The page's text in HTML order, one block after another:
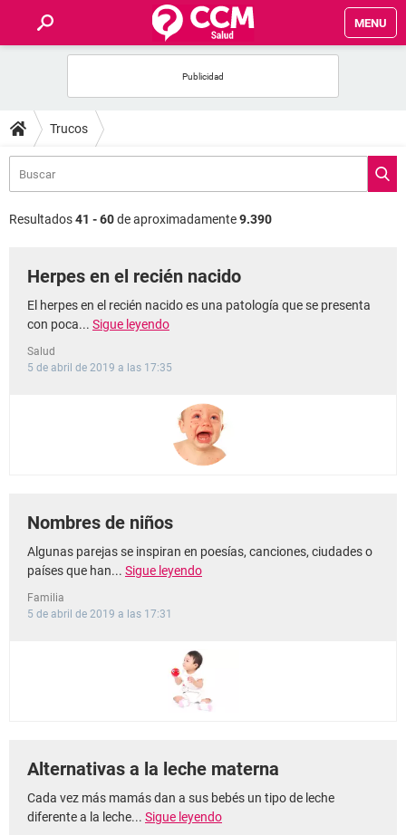
MENU
FOROS
SALUD
BIENESTAR
SEXUALIDAD
Trucos
Resultados41 - 60de aproximadamente9.390
Herpes en el recién nacido
El herpes en el recién nacido es una patología que se presenta
con poca... Sigue leyendo
Salud
5 de abril de 2019 a las 17:35
Nombres de niños
Algunas parejas se inspiran en poesías, canciones, ciudades o
países que han... Sigue leyendo
Familia
5 de abril de 2019 a las 17:31
Alternativas a la leche materna
Cada vez más mamás dan a sus bebés un tipo de leche
diferente a la leche... Sigue leyendo